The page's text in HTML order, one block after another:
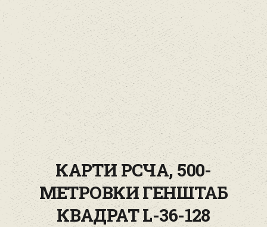
КАРТИ РСЧА, 500-
МЕТРОВКИ ГЕНШТАБ
КВАДРАТ L-36-128